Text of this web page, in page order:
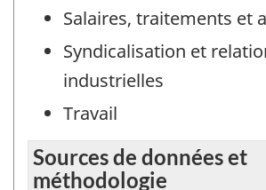
Salaires, traitements et
Syndicalisation et
industrielles
Travail
Sources de données et
méthodologie